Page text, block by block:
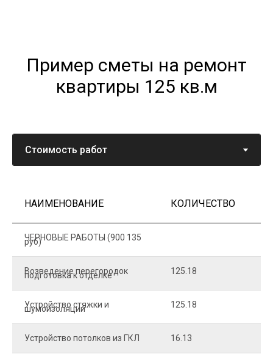
Пример сметы на ремонт
квартиры 125 кв.м
НАИМЕНОВАНИЕ КОЛИЧЕСТВО
ЧЕРНОВЫЕ РАБОТЫ (900 135
руб)
Возведение перегородок
подготовка к отделке 125.18
Устройство стяжки и
шумоизоляции 125.18
Устройство потолков из ГКЛ 16.13